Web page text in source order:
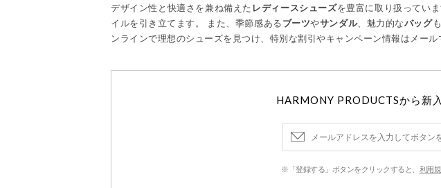
デザイン性と快適さを兼ね備えた レディースシューズを豊富に取り扱ってい
イルを引き立てます。 また、季節感あるブーツやサンダル、魅力的なバッグ
ンラインで理想のシューズを見つけ、特別な割引やキャンペーン情報はメール
HARMONY PRODUCTSから新
※「登録する」ボタンをクリックすると、 利用